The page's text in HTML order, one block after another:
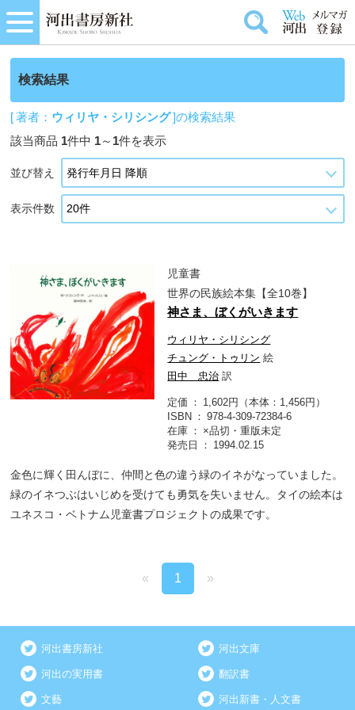
検索結果
[ 著者： ウィリヤ・シリシング]の検索結果
該当商品 1件中 1～ 1件を表示
並び替え
表示件数
児童書
世界の民族絵本集【全10巻】
神さま、ぼくがいきます
ウィリヤ・シリシング
チュング・トゥリン 絵
田中 忠治 訳
定価
1,602円（本体：1,456円）
ISBN
978-4-309-72384-6
在庫
×品切・重版未定
発売日
1994.02.15
金色に輝く田んぼに、仲間と色の違う緑のイネがなっていました。
緑のイネつぶはいじめを受けても勇気を失いません。タイの絵本は
ユネスコ・ベトナム児童書プロジェクトの成果です。
« 1 »
河出書房新社 河出文庫
河出の実用書 翻訳書
文藝 河出新書・人文書